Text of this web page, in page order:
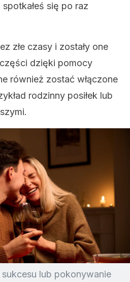
się po raz
złe czasy i zostały one
dzięki pomocy
również zostać włączone
rodzinny posiłek lub
lub pokonywanie